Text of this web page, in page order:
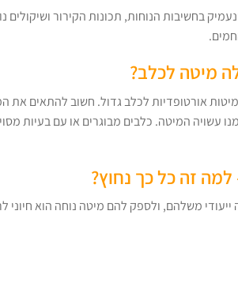
בחשיבות הנוחות, תכונות הקירור ושיקולים
מיטה לכלב?
נעות בין 100 ש”ח למיטה רגילה לכלב קטן ועד 600 ש”ח למיטות אורטופדיות לכלב
המיטה. כלבים מבוגרים או עם בעיות
זה כל כך נחוץ?
משלהם, ולספק להם מיטה נוחה הוא חיוני